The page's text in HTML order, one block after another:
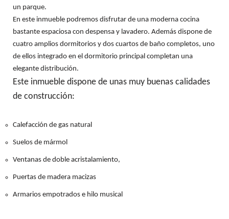
un parque.
En este inmueble podremos disfrutar de una moderna cocina
bastante espaciosa con despensa y lavadero. Además dispone de
cuatro amplios dormitorios y dos cuartos de baño completos, uno
de ellos integrado en el dormitorio principal completan una
elegante distribución.
Este inmueble dispone de unas muy buenas calidades
de construcción:
Calefacción de gas natural
Suelos de mármol
Ventanas de doble acristalamiento,
Puertas de madera macizas
Armarios empotrados e hilo musical